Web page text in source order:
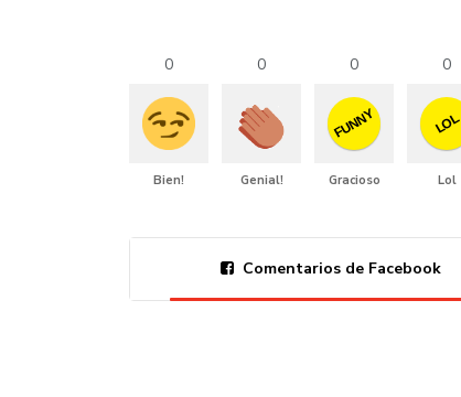
0
Bien!
0
Genial!
0
FUNNY
Gracioso
0
LOL
Lol
Comentarios de Facebook